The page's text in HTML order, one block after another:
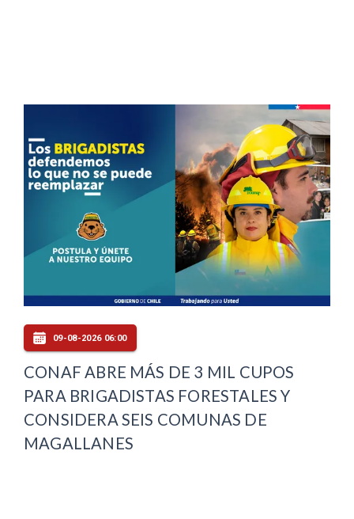
09-08-2026 06:00
CONAF ABRE MÁS DE 3 MIL CUPOS
PARA BRIGADISTAS FORESTALES Y
CONSIDERA SEIS COMUNAS DE
MAGALLANES